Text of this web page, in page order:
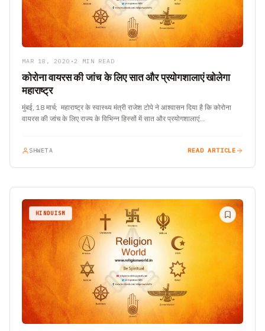
MAR 18, 2020 •2 MIN READ
कोरोना वायरस की जांच के लिए सात और प्रयोगशालाएं खोलेगा
महाराष्ट्र
मुंबई, 18 मार्च; महाराष्ट्र के स्वास्थ्य मंत्री राजेश टोपे ने आश्वासन दिया है कि कोरोना
वायरस की जांच के लिए राज्य के विभिन्न हिस्सों में सात और प्रयोगशालाएं…
SHWETA READ ARTICLE
HINDUISM